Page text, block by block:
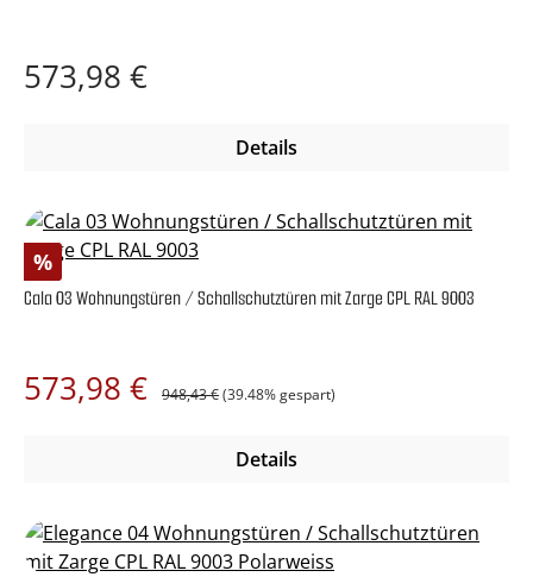
Regulärer Preis:
573,98 €
Details
Rabatt
%
Cala 03 Wohnungstüren / Schallschutztüren mit Zarge CPL RAL 9003
Verkaufspreis:
573,98 €
948,43 €(39.48% gespart)
Details